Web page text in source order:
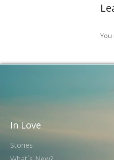
You
In Love
Stories